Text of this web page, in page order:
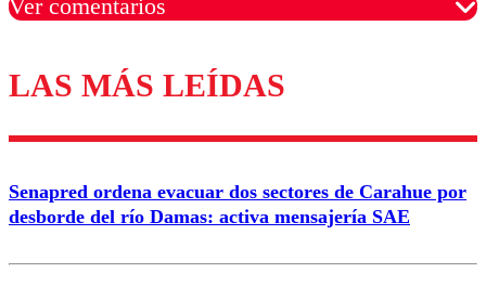
Ver comentarios
Los comentarios son moderados para garantizar un
diálogo respetuoso.
Correo
LAS MÁS LEÍDAS
Senapred ordena evacuar dos sectores de Carahue por
desborde del río Damas: activa mensajería SAE